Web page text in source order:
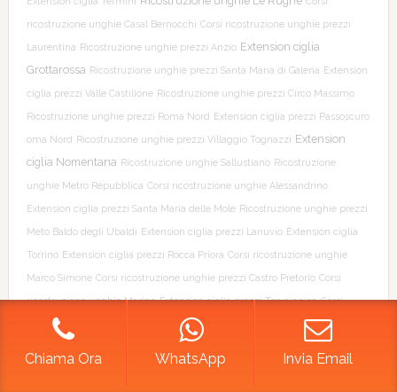
ricostruzione unghie Casal Bernocchi Corsi ricostruzione unghie prezzi
Laurentina Ricostruzione unghie prezzi Anzio Extension ciglia
Grottarossa Ricostruzione unghie prezzi Santa Maria di Galeria Extension
ciglia prezzi Valle Castilione Ricostruzione unghie prezzi Circo Massimo
Ricostruzione unghie prezzi Roma Nord Extension ciglia prezzi Passoscuro
oma Nord Ricostruzione unghie prezzi Villaggio Tognazzi Extension
ciglia Nomentana Ricostruzione unghie Sallustiano Ricostruzione
unghie Metro Repubblica Corsi ricostruzione unghie Alessandrino
Extension ciglia prezzi Santa Maria delle Mole Ricostruzione unghie prezzi
Meto Baldo degli Ubaldi Extension ciglia prezzi Lanuvio Extension ciglia
Torrino Extension ciglia prezzi Rocca Priora Corsi ricostruzione unghie
Marco Simone Corsi ricostruzione unghie prezzi Castro Pretorio Corsi
ricostruzione unghie Marino Extension ciglia prezzi Torvajanica Corsi
ricostruzione unghie Guidonia Montecelio Corsi ricostruzione unghie
Ricostruzione unghie Grottaperfetta
Chiama Ora WhatsApp Invia Email